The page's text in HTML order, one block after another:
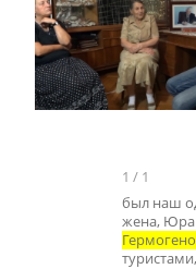
1 / 1
был наш
жена, Юра